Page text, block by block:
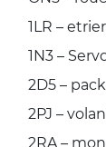
1LR –
1N3 –
2D5 –
2PJ –
2RA –